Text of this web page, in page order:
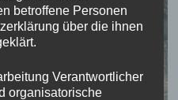
betroffene Personen
über die ihnen
Verantwortlicher
organisatorische